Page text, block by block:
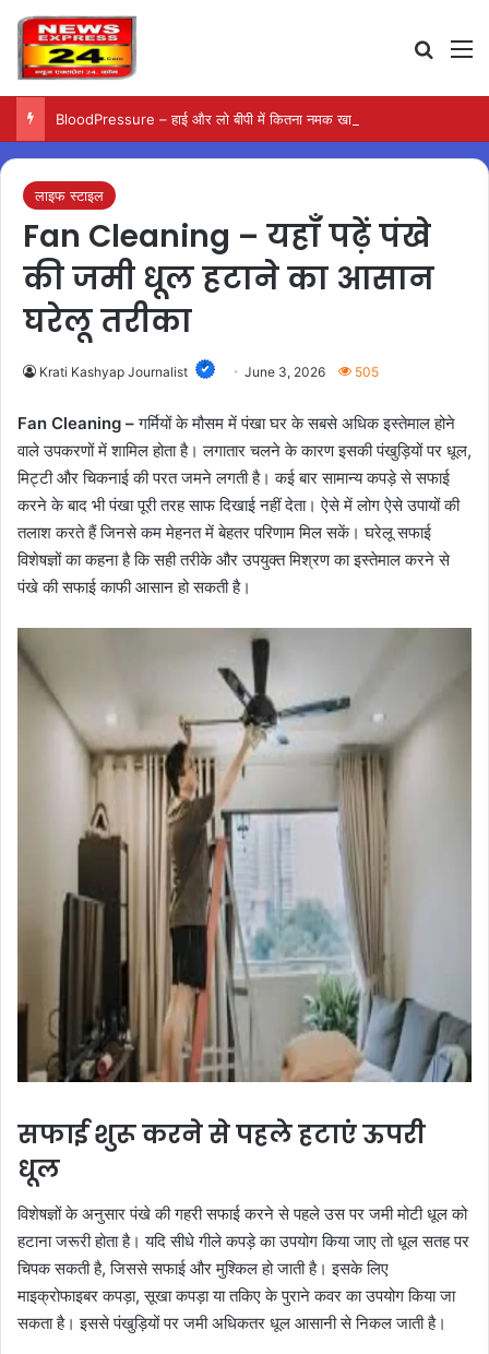
लाइफ स्टाइल
Fan Cleaning – यहाँ पढ़ें पंखे
की जमी धूल हटाने का आसान
घरेलू तरीका
Krati Kashyap Journalist June 3, 2026 505
Fan Cleaning –गर्मियों के मौसम में पंखा घर के सबसे अधिक इस्तेमाल होने
वाले उपकरणों में शामिल होता है। लगातार चलने के कारण इसकी पंखुड़ियों पर धूल,
मिट्टी और चिकनाई की परत जमने लगती है। कई बार सामान्य कपड़े से सफाई
करने के बाद भी पंखा पूरी तरह साफ दिखाई नहीं देता। ऐसे में लोग ऐसे उपायों की
तलाश करते हैं जिनसे कम मेहनत में बेहतर परिणाम मिल सकें। घरेलू सफाई
विशेषज्ञों का कहना है कि सही तरीके और उपयुक्त मिश्रण का इस्तेमाल करने से
पंखे की सफाई काफी आसान हो सकती है।
सफाई शुरू करने से पहले हटाएं ऊपरी
धूल
विशेषज्ञों के अनुसार पंखे की गहरी सफाई करने से पहले उस पर जमी मोटी धूल को
हटाना जरूरी होता है। यदि सीधे गीले कपड़े का उपयोग किया जाए तो धूल सतह पर
चिपक सकती है, जिससे सफाई और मुश्किल हो जाती है। इसके लिए
माइक्रोफाइबर कपड़ा, सूखा कपड़ा या तकिए के पुराने कवर का उपयोग किया जा
सकता है। इससे पंखुड़ियों पर जमी अधिकतर धूल आसानी से निकल जाती है।